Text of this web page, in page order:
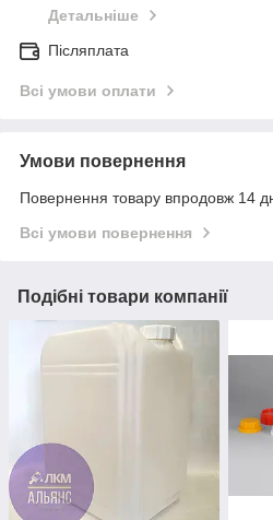
Детальніше
Післяплата
Всі умови оплати
Умови повернення
Повернення товару впродовж 14
Всі умови повернення
Подібні товари компанії